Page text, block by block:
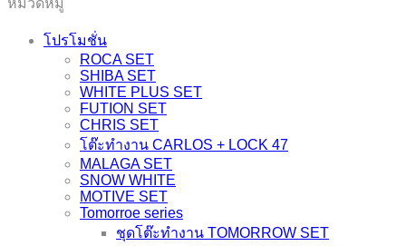
เฟรมโปรโมชั่น
ROCA SET
SHIBA SET
WHITE PLUS SET
FUTION SET
CHRIS SET
โต๊ะทำงาน CARLOS + LOCK 47
MALAGA SET
SNOW WHITE
MOTIVE SET
Tomorroe series
ชุดโต๊ะทำงาน TOMORROW SET